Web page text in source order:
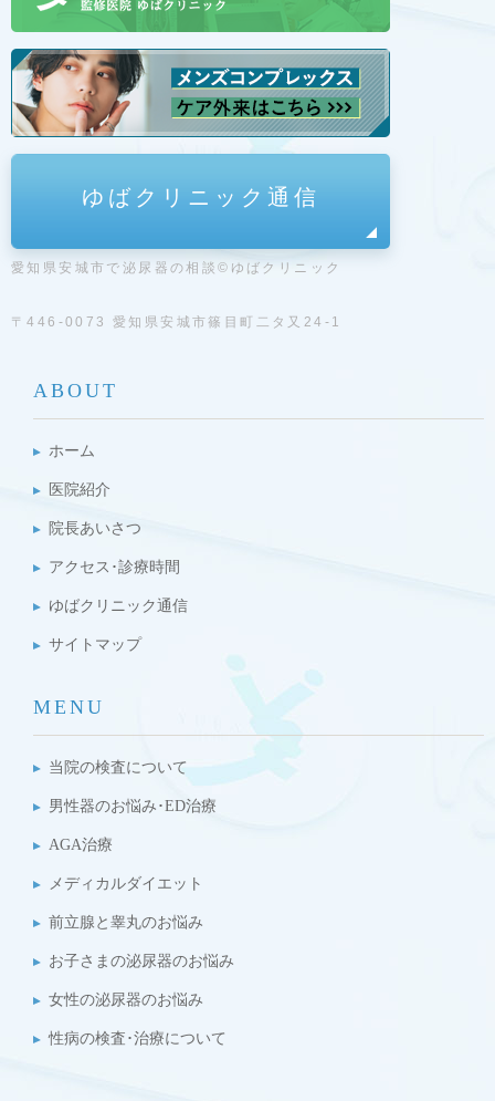
ゆばクリニック通信
愛知県安城市で泌尿器の相談©ゆばクリニック
〒446-0073 愛知県安城市篠目町二タ又24-1
ABOUT
ホーム
医院紹介
院長あいさつ
アクセス･診療時間
ゆばクリニック通信
サイトマップ
MENU
当院の検査について
男性器のお悩み･ED治療
AGA治療
メディカルダイエット
前立腺と睾丸のお悩み
お子さまの泌尿器のお悩み
女性の泌尿器のお悩み
性病の検査･治療について